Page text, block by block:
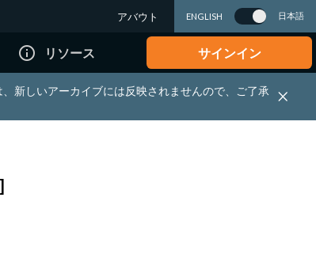
アバウト ENGLISH 日本語
info_outline リソース サインイン
新しいアーカイブには反映されませんので、ご了承